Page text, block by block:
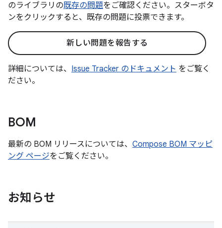
のライブラリの既存の問題をご確認ください。スターボタ
ンをクリックすると、既存の問題に投票できます。
新しい問題を報告する
詳細については、 Issue Tracker のドキュメント をご覧く
ださい。
BOM
最新の BOM リリースについては、 Compose BOM マッピ
ング ページをご覧ください。
お知らせ